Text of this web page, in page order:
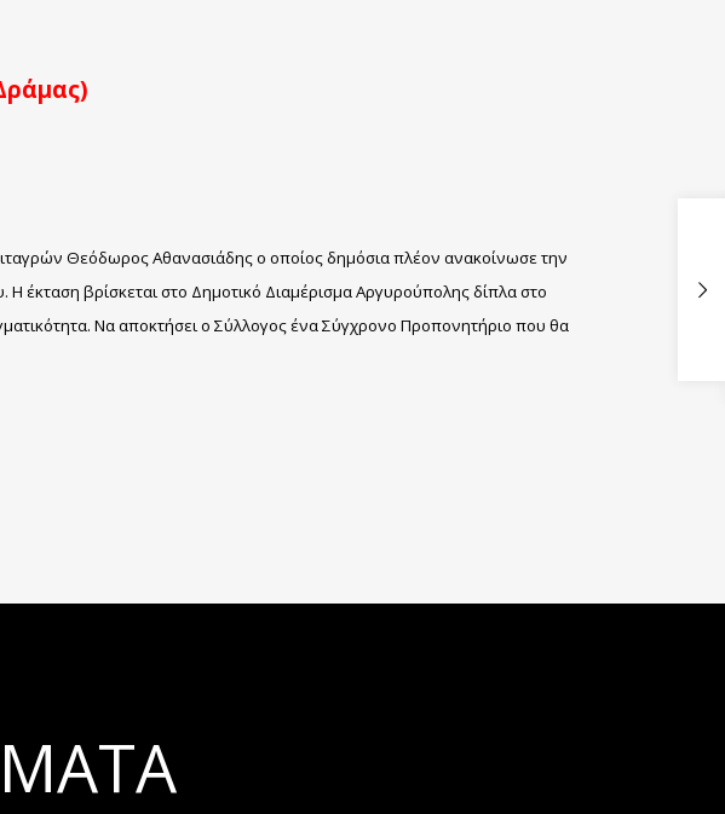
Θεόδωρος Αθανασιάδης ο οποίος δημόσια πλέον ανακοίνωσε την
Η έκταση βρίσκεται στο Δημοτικό Διαμέρισμα Αργυρούπολης δίπλα στο
Να αποκτήσει ο Σύλλογος ένα Σύγχρονο Προπονητήριο που θα